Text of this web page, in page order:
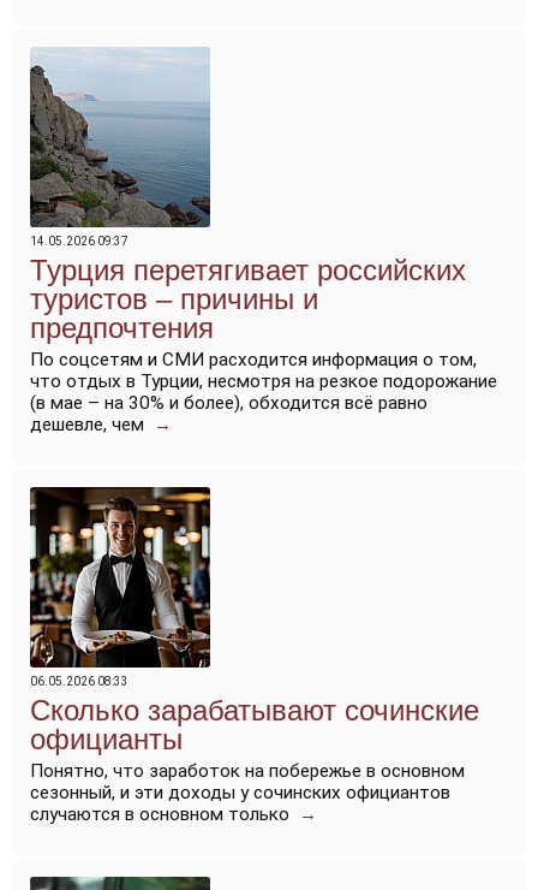
14.05.2026 09:37
Турция перетягивает российских
туристов – причины и
предпочтения
По соцсетям и СМИ расходится информация о том,
что отдых в Турции, несмотря на резкое подорожание
(в мае – на 30% и более), обходится всё равно
дешевле, чем
→
06.05.2026 08:33
Сколько зарабатывают сочинские
официанты
Понятно, что заработок на побережье в основном
сезонный, и эти доходы у сочинских официантов
случаются в основном только
→